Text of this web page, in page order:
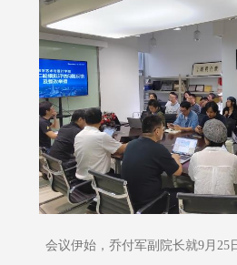
会议伊始，乔付军副院长就9月25